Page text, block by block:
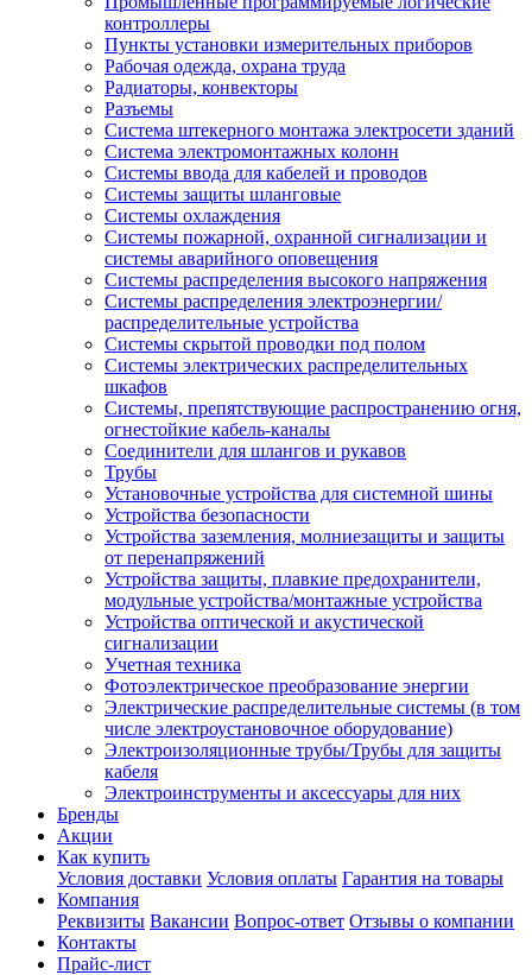
контроллеры
Пункты установки измерительных приборов
Рабочая одежда, охрана труда
Радиаторы, конвекторы
Разъемы
Система штекерного монтажа электросети зданий
Система электромонтажных колонн
Системы ввода для кабелей и проводов
Системы защиты шланговые
Системы охлаждения
Системы пожарной, охранной сигнализации и
системы аварийного оповещения
Системы распределения высокого напряжения
Системы распределения электроэнергии/
распределительные устройства
Системы скрытой проводки под полом
Системы электрических распределительных
шкафов
Системы, препятствующие распространению огня,
огнестойкие кабель-каналы
Соединители для шлангов и рукавов
Трубы
Установочные устройства для системной шины
Устройства безопасности
Устройства заземления, молниезащиты и защиты
от перенапряжений
Устройства защиты, плавкие предохранители,
модульные устройства/монтажные устройства
Устройства оптической и акустической
сигнализации
Учетная техника
Фотоэлектрическое преобразование энергии
Электрические распределительные системы (в том
числе электроустановочное оборудование)
Электроизоляционные трубы/Трубы для защиты
кабеля
Электроинструменты и аксессуары для них
Бренды
Акции
Как купить
Условия доставки Условия оплаты Гарантия на товары
Компания
Реквизиты Вакансии Вопрос-ответ Отзывы о компании
Контакты
Прайс-лист